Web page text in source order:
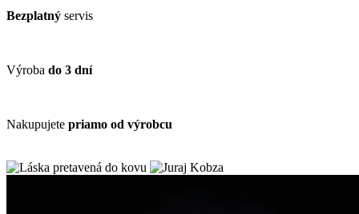
Bezplatný servis
Výroba do 3 dní
Nakupujete priamo od výrobcu